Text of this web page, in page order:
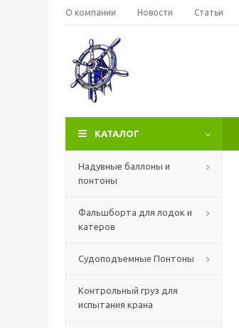
О компании Новости Статьи
КАТАЛОГ
Надувные баллоны и
понтоны
Фальшборта для лодок и
катеров
Судоподъемные Понтоны
Контрольный груз для
испытания крана